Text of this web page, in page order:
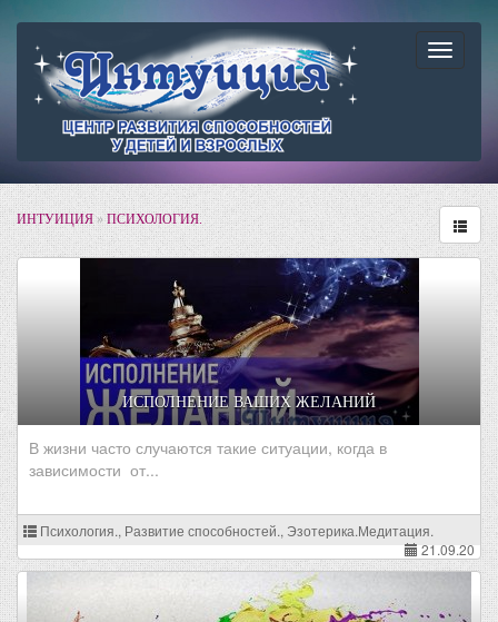
ИНТУИЦИЯ»ПСИХОЛОГИЯ.
ИСПОЛНЕНИЕ ВАШИХ ЖЕЛАНИЙ
В жизни часто случаются такие ситуации, когда в
зависимости от...
Психология., Развитие способностей., Эзотерика.Медитация.
21.09.20